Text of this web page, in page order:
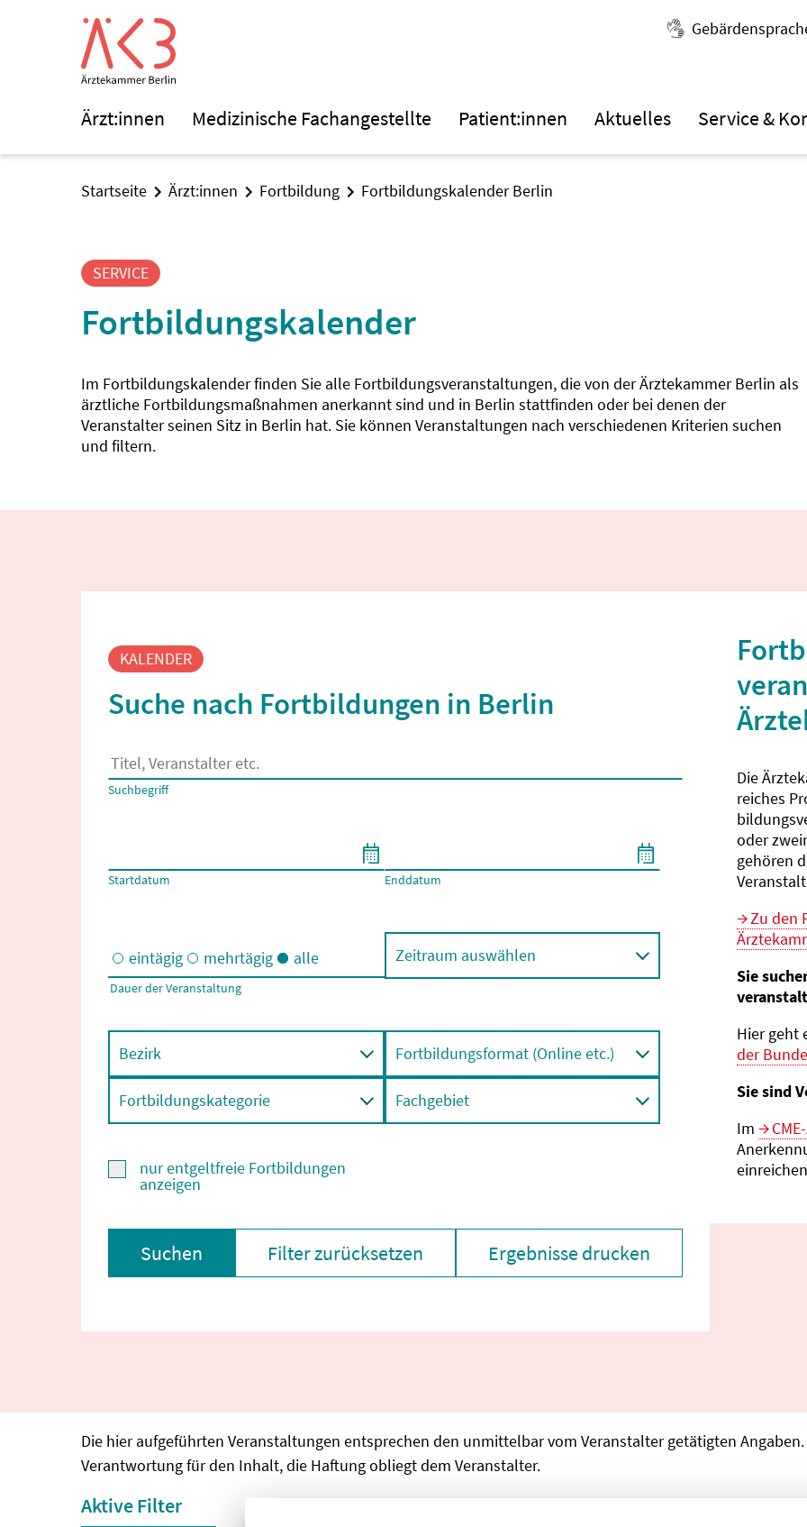
Ärzt:innen Medizinische Fachangestellte Patient:innen Aktuelles Service &
Startseite Ärzt:innen Fortbildung Fortbildungskalender Berlin
SERVICE
Fortbildungskalender
Im Fortbildungskalender finden Sie alle Fortbildungsveranstaltungen, die von der Ärztekammer Berlin als
ärztliche Fortbildungsmaßnahmen anerkannt sind und in Berlin stattfinden oder bei denen der
Veranstalter seinen Sitz in Berlin hat. Sie können Veranstaltungen nach verschiedenen Kriterien suchen
und filtern.
KALENDER
Suche nach Fortbildungen in Berlin
Es erscheinen Suchvorschläge, wenn mindestens 2 Zeichen eingegeben wurden.
Suchbegriff
Startdatum Enddatum
Eintägige und/oder mehrtägige Veranstaltungen
eintägig mehrtägig alle
Dauer der Veranstaltung
Zeitraum auswählen
Bezirk
Fortbildungskategorie
Fortbildungsformat (Online etc.)
Fachgebiet
nur entgeltfreie Fortbildungen
anzeigen
Suchen Filter zurücksetzen Ergebnisse drucken
Die
reiches
oder
gehören
Zu den
Sie
Hier geht
der
Sie sind
Im
Die hier aufgeführten Veranstaltungen entsprechen den unmittelbar vom Veranstalter getätigten
Verantwortung für den Inhalt, die Haftung obliegt dem Veranstalter.
Aktive Filter